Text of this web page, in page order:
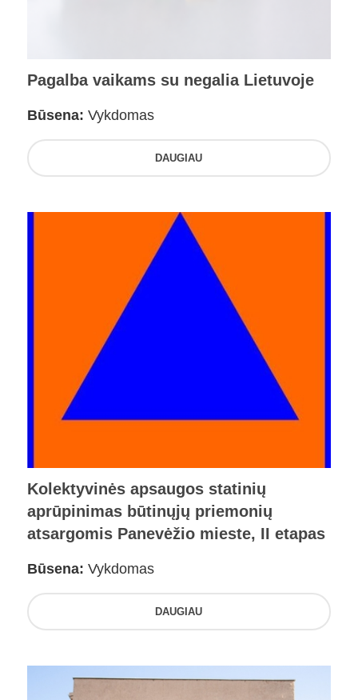
Pagalba vaikams su negalia Lietuvoje
Būsena: Vykdomas
DAUGIAU
Kolektyvinės apsaugos statinių
aprūpinimas būtinųjų priemonių
atsargomis Panevėžio mieste, II etapas
Būsena: Vykdomas
DAUGIAU